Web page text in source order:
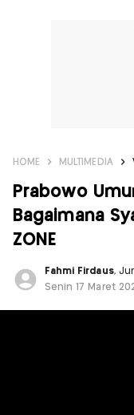
HOME MULTIMEDIA
Prabowo
Bagaimana
ZONE
Fahmi Firdaus,
Senin 17 Maret